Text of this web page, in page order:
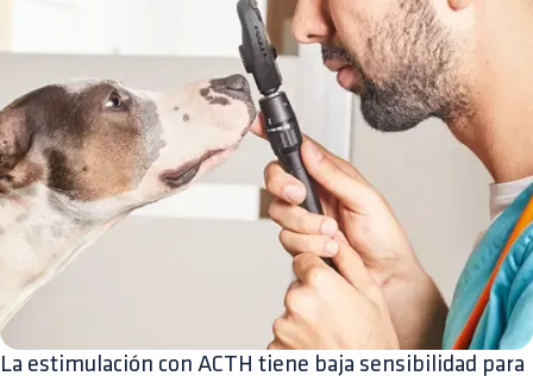
La estimulación con ACTH tiene baja sensibilidad para